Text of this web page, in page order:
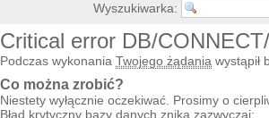
Wyszukiwarka:
Critical error DB/
Podczas wykonania Twojego żądania wystąpił
Co można zrobić?
Niestety wyłącznie oczekiwać. Prosimy o
Błąd krytyczny bazy danych znika zazwyczaj: